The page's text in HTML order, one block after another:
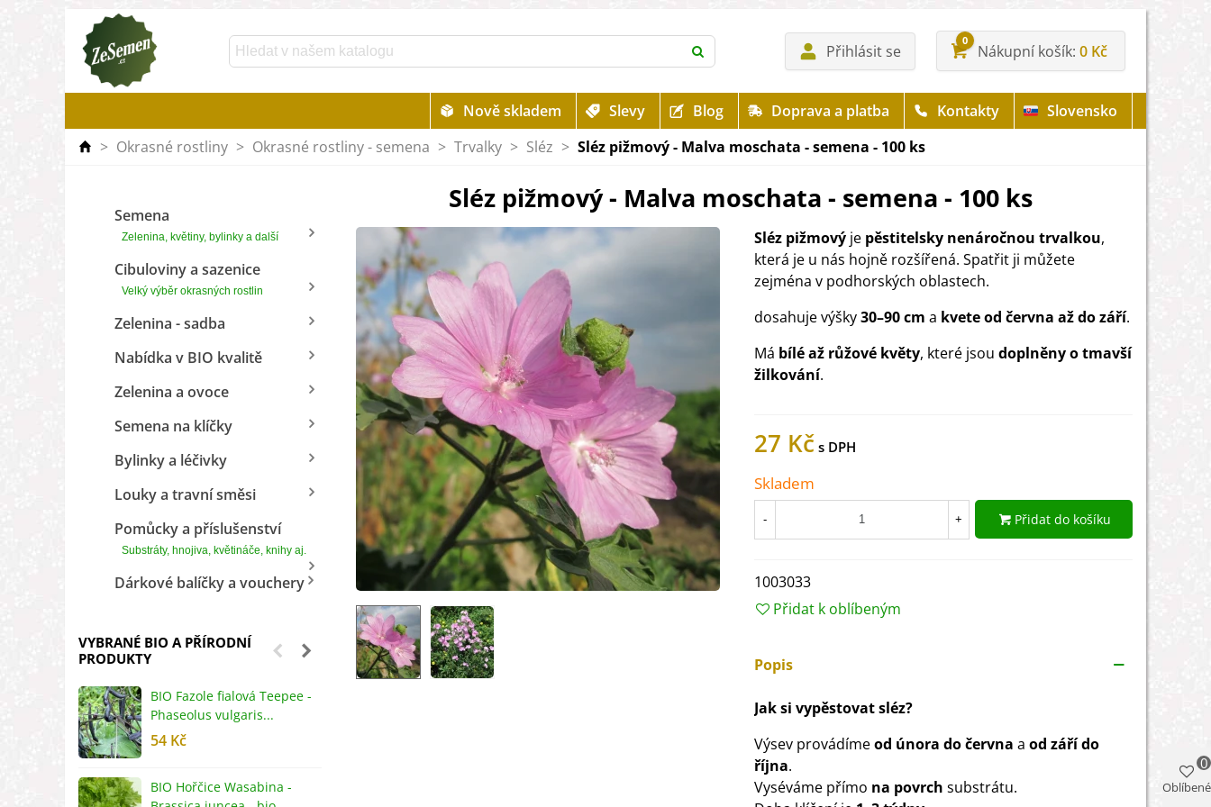
Přihlásit se
0
Nákupní košík 0 Kč
Nově skladem Slevy Blog Doprava a platba Kontakty
Slovensko
> Okrasné rostliny > Okrasné rostliny - semena > Trvalky > Sléz > Sléz pižmový - Malva moschata - semena - 100 ks
Semena
Zelenina, květiny, bylinky a další
Cibuloviny a sazenice
Velký výběr okrasných rostlin
Zelenina - sadba
Nabídka v BIO kvalitě
Zelenina a ovoce
Semena na klíčky
Bylinky a léčivky
Louky a travní směsi
Pomůcky a příslušenství
Substráty, hnojiva, květináče, knihy aj.
Dárkové balíčky a vouchery
VYBRANÉ BIO A PŘÍRODNÍ
PRODUKTY
BIO Fazole fialová Teepee -
Phaseolus vulgaris...
54 Kč
BIO Hořčice Wasabina -
Sléz pižmový - Malva moschata - semena - 100 ks
Sléz pižmový je pěstitelsky nenáročnou trvalkou,
která je u nás hojně rozšířená. Spatřit ji můžete
zejména v podhorských oblastech.
dosahuje výšky30–90 cm a kvete od června až do září.
Má bílé až růžové květy, které jsou doplněny o tmavší
žilkování.
27 Kč
Skladem
- + Přidat do košíku
1003033
Přidat k oblíbeným
Popis
Jak si vypěstovat sléz?
Výsev provádímeod února do června a od září do
října.
Vyséváme přímo na povrch substrátu.
Oblíbené
0